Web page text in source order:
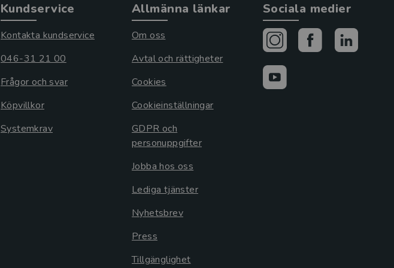
Kundservice
Kontakta kundservice
046-31 21 00
Frågor och svar
Köpvillkor
Systemkrav
Allmänna länkar
Om oss
Avtal och rättigheter
Cookies
Cookieinställningar
GDPR och
personuppgifter
Jobba hos oss
Lediga tjänster
Nyhetsbrev
Press
Tillgänglighet
Sociala medier